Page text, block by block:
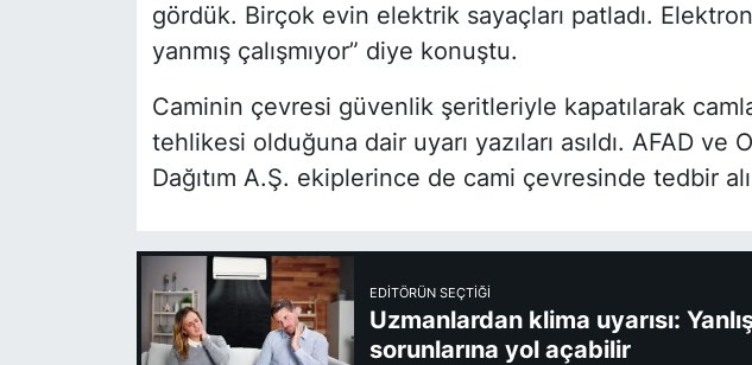
gördük. Birçok evin elektrik sayaçları patladı.
yanmış çalışmıyor” diye konuştu.
Caminin çevresi güvenlik şeritleriyle kapatılarak
tehlikesi olduğuna dair uyarı yazıları asıldı. AFAD ve
Dağıtım A.Ş. ekiplerince de cami çevresinde tedbir
EDITÖRÜN SEÇTIĞI
Uzmanlardan klima uyarısı:
sorunlarına yol açabilir